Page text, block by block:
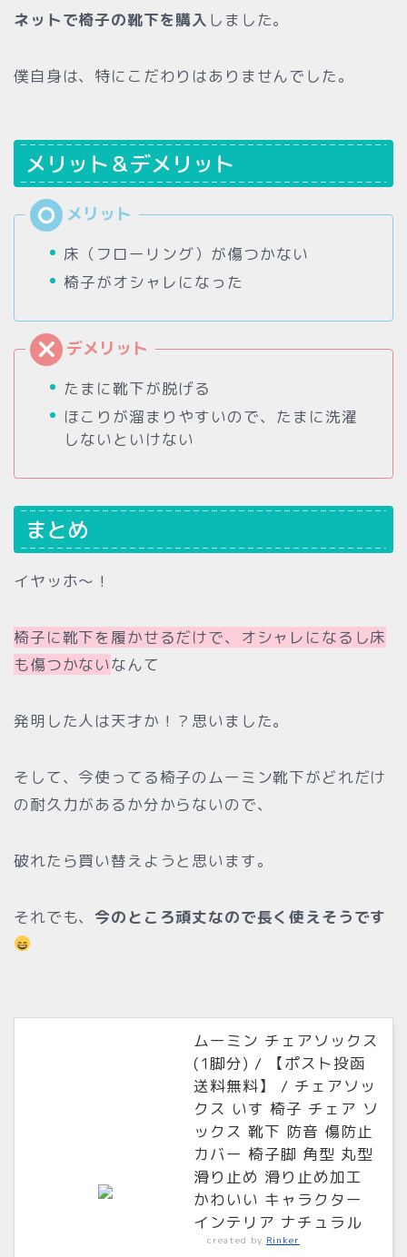
ネットで椅子の靴下を購入 しました。
僕自身は、特にこだわりはありませんでした。
メリット＆デメリット
床（フローリング）が傷つかない
椅子がオシャレになった
たまに靴下が脱げる
ほこりが溜まりやすいので、たまに洗濯
しないといけない
まとめ
イヤッホ〜！
椅子に靴下を履かせるだけで、オシャレになるし床
も傷つかないなんて
発明した人は天才か！？思いました。
そして、今使ってる椅子のムーミン靴下がどれだけ
の耐久力があるか分からないので、
破れたら買い替えようと思います。
それでも、 今のところ頑丈なので長く使えそうです
ムーミン チェアソックス
(1脚分) / 【ポスト投函
送料無料】 / チェアソッ
クス いす 椅子 チェア ソ
ックス 靴下 防音 傷防止
カバー 椅子脚 角型 丸型
滑り止め 滑り止め加工
かわいい キャラクター
インテリア ナチュラル
created by Rinker